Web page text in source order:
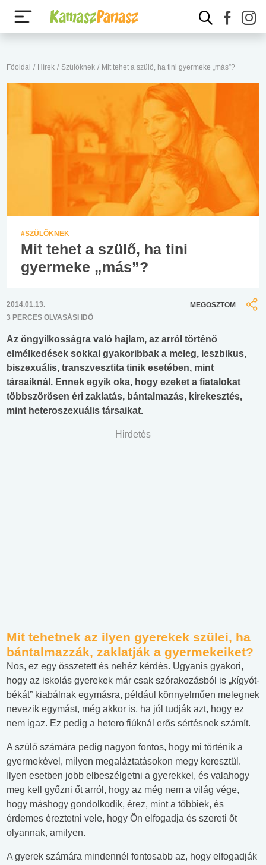
Főoldal / Hírek / Szülőknek / Mit tehet a szülő, ha tini gyermeke „más”?
#SZÜLŐKNEK
Mit tehet a szülő, ha tini
gyermeke „más”?
2014.01.13.
3 PERCES OLVASÁSI IDŐ
MEGOSZTOM
Az öngyilkosságra való hajlam, az arról történő
elmélkedések sokkal gyakoribbak a meleg, leszbikus,
biszexuális, transzvesztita tinik esetében, mint
társaiknál. Ennek egyik oka, hogy ezeket a fiatalokat
többszörösen éri zaklatás, bántalmazás, kirekesztés,
mint heteroszexuális társaikat.
Hirdetés
Mit tehetnek az ilyen gyerekek szülei, ha
bántalmazzák, zaklatják a gyermekeiket?
Nos, ez egy összetett és nehéz kérdés. Ugyanis gyakori,
hogy az iskolás gyerekek már csak szórakozásból is „kígyót-
békát” kiabálnak egymásra, például könnyelműen melegnek
nevezik egymást, még akkor is, ha jól tudják azt, hogy ez
nem igaz. Ez pedig a hetero fiúknál erős sértésnek számít.
A szülő számára pedig nagyon fontos, hogy mi történik a
gyermekével, milyen megaláztatásokon megy keresztül.
Ilyen esetben jobb elbeszélgetni a gyerekkel, és valahogy
meg kell győzni őt arról, hogy az még nem a világ vége,
hogy máshogy gondolkodik, érez, mint a többiek, és
érdemes éreztetni vele, hogy Ön elfogadja és szereti őt
olyannak, amilyen.
A gyerek számára mindennél fontosabb az, hogy elfogadják